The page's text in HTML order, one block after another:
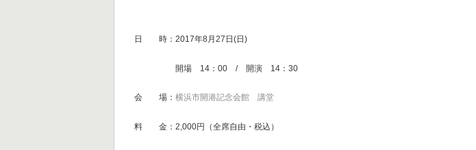
日 時：2017年8月27日(日)
開場 14：00 / 開演 14：30
会 場：横浜市開港記念会館 講堂
料 金：2,000円（全席自由・税込）